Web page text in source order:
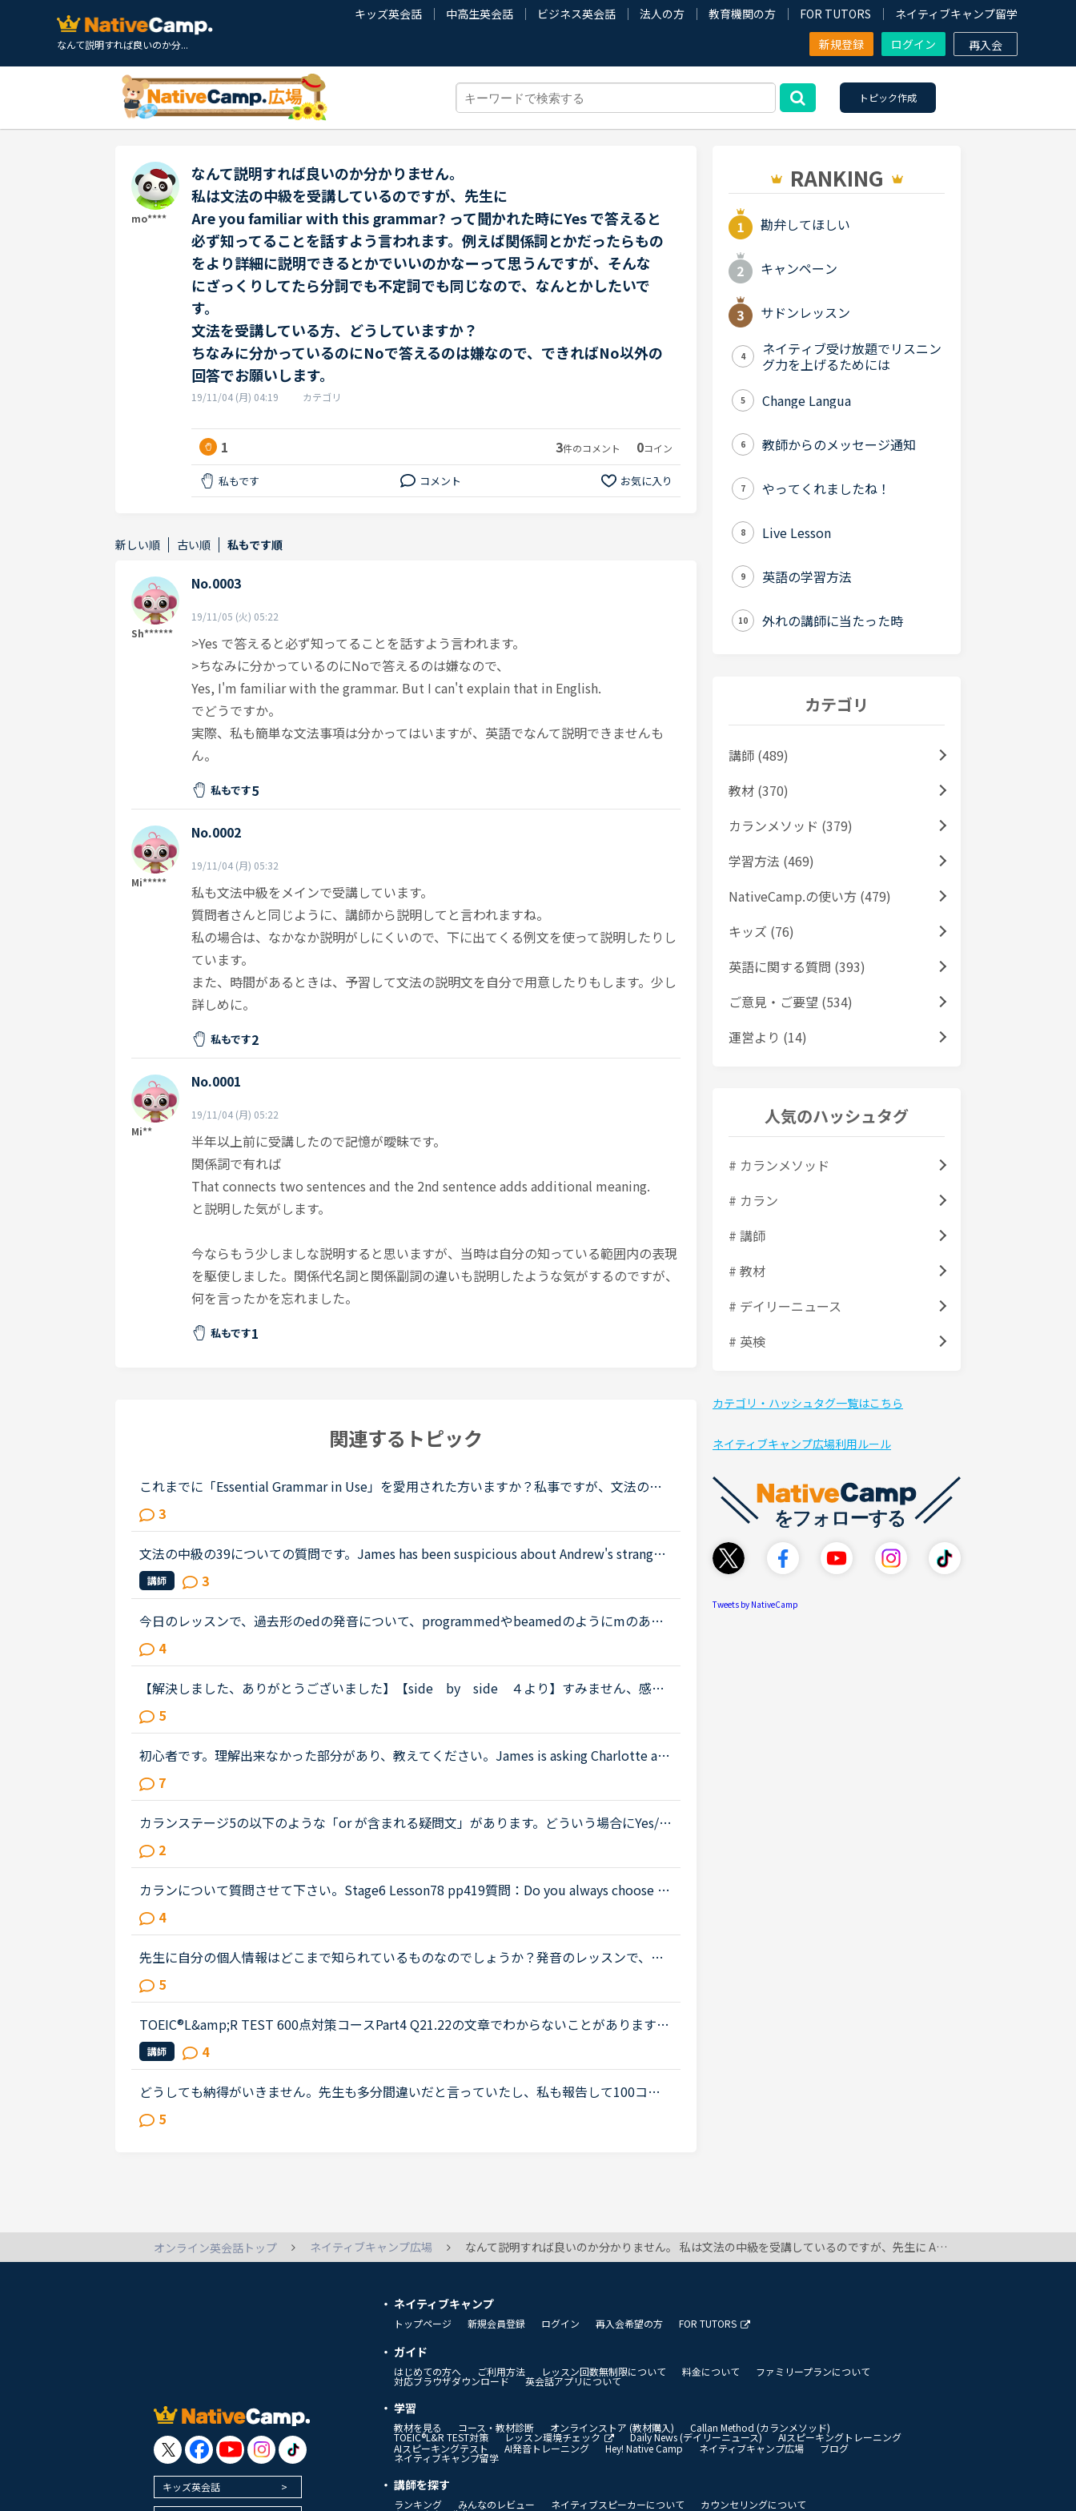
なんて説明すれば良いのか分...
キッズ英会話 中高生英会話 ビジネス英会話 法人の方 教育機関の方 FOR TUTORS
ネイティブキャンプ留学
新規登録
ログイン 再入会
トピック作成
mo****
なんて説明すれば良いのか分かりません。
私は文法の中級を受講しているのですが、先生に
Are you familiar with this grammar? って聞かれた時にYes で答えると
必ず知ってることを話すよう言われます。例えば関係詞とかだったらもの
をより詳細に説明できるとかでいいのかなーって思うんですが、そんな
にざっくりしてたら分詞でも不定詞でも同じなので、なんとかしたいで
す。
文法を受講している方、どうしていますか？
ちなみに分かっているのにNoで答えるのは嫌なので、できればNo以外の
回答でお願いします。
19/11/04 (月) 04:19 カテゴリ
1 3件のコメント 0コイン
私もです コメント お気に入り
新しい順 古い順 私もです順
Sh******
No.0003
19/11/05 (火) 05:22
>Yes で答えると必ず知ってることを話すよう言われます。
>ちなみに分かっているのにNoで答えるのは嫌なので、
Yes, I'm familiar with the grammar. But I can't explain that in English.
でどうですか。
実際、私も簡単な文法事項は分かってはいますが、英語でなんて説明できませんも
ん。
私もです5
Mi*****
No.0002
19/11/04 (月) 05:32
私も文法中級をメインで受講しています。
質問者さんと同じように、講師から説明してと言われますね。
私の場合は、なかなか説明がしにくいので、下に出てくる例文を使って説明したりし
ています。
また、時間があるときは、予習して文法の説明文を自分で用意したりもします。少し
詳しめに。
私もです2
Mi**
No.0001
19/11/04 (月) 05:22
半年以上前に受講したので記憶が曖昧です。
関係詞で有れば
That connects two sentences and the 2nd sentence adds additional meaning.
と説明した気がします。
今ならもう少しましな説明すると思いますが、当時は自分の知っている範囲内の表現
を駆使しました。関係代名詞と関係副詞の違いも説明したような気がするのですが、
何を言ったかを忘れました。
私もです1
関連するトピック
これまでに「Essential Grammar in Use」を愛用された方いますか？私事ですが、文法のや
り直しをしたくて、「Essential Grammar in Use」を買いました。青い方の「English Gram
mar in Use」と迷ったのですが、ま...
3
文法の中級の39についての質問です。James has been suspicious about Andrew's strange b
ehavior lately.James「 Frankly, I don't know why you are still going to that farm. You wer
e only going there for ...
講師 3
今日のレッスンで、過去形のedの発音について、programmedやbeamedのようにmのあと
にedが続く場合は、最後の部分は（ｂ）のように発音すると先生が説明し、programmed
(b)とチャットボックスに書き入れ、プログラ...
4
【解決しました、ありがとうございました】【side by side ４より】すみません、感覚
として全然分からない文章が出てきたのでどなたか教えていただけないでしょうか？レッス
ン中にも質問しましたが、英語での...
5
初心者です。理解出来なかった部分があり、教えてください。James is asking Charlotte ab
out Gabriella's birthday party. James When was Gabriella's birthday?Charlotte It was last
weekend.James How was t...
7
カランステージ5の以下のような「or が含まれる疑問文」があります。どういう場合にYes/N
oがいるのかいらないのかをご存知の方がいらしたら教えてください。Do you think A or Bの
場合は、Yes/No は不要と思った...
2
カランについて質問させて下さい。Stage6 Lesson78 pp419質問：Do you always choose yo
ur clothes yourself or does someone else ever help you to choose them?回答：No, I do
n't always choose my clothes my...
4
先生に自分の個人情報はどこまで知られているものなのでしょうか？発音のレッスンで、一
回でうまくできなかったチャプターがあったので違う先生で再度受講しました。その時に先
生に「あ、一回やったのね？」と聞...
5
TOEIC®️L&amp;R TEST 600点対策コースPart4 Q21.22の文章でわからないことがあります。
文章は以下の通りです。When you move, you should try to tell banks and credit card com
panies your new address at leas...
講師 4
どうしても納得がいきません。先生も多分間違いだと言っていたし、私も報告して100コイ
ンをすでにもらったのでいいのですが…ただ、まだ直ってないのでみなさんの意見を聞きた
いです。Grammar Middle 322つめのExe...
5
RANKING
勘弁してほしい
キャンペーン
サドンレッスン
4
ネイティブ受け放題でリスニン
グ力を上げるためには
5 Change Langua
6 教師からのメッセージ通知
7 やってくれましたね！
8 Live Lesson
9 英語の学習方法
10 外れの講師に当たった時
カテゴリ
講師 (489)
教材 (370)
カランメソッド (379)
学習方法 (469)
NativeCamp.の使い方 (479)
キッズ (76)
英語に関する質問 (393)
ご意見・ご要望 (534)
運営より (14)
人気のハッシュタグ
# カランメソッド
# カラン
# 講師
# 教材
# デイリーニュース
# 英検
カテゴリ・ハッシュタグ一覧はこちら
ネイティブキャンプ広場利用ルール
Tweets by NativeCamp
オンライン英会話トップ ネイティブキャンプ広場 なんて説明すれば良いのか分かりません。 私は文法の中級を受講しているのですが、先生に Are you familiar with this grammar? って聞かれた時にYes で答えると必ず知ってることを話すよう言われます。例えば関係詞とかだったらものをより詳細に説明できるとかでいいのかなーって思うんですが、そんなにざっくりしてたら分詞でも不定詞でも同じなので、なんとかしたいです。 文法を受講している方、どうしていますか？ ちなみに分かっているのにNoで答えるのは嫌なので、できればNo以外の回答でお願いします。
キッズ英会話
ネイティブキャンプ
トップページ 新規会員登録 ログイン 再入会希望の方 FOR TUTORS
ガイド
はじめての方へ ご利用方法 レッスン回数無制限について 料金について ファミリープランについて
対応ブラウザダウンロード 英会話アプリについて
学習
教材を見る コース・教材診断 オンラインストア (教材購入) Callan Method (カランメソッド)
TOEIC®L&R TEST対策 レッスン環境チェック Daily News (デイリーニュース)
AIスピーキングトレーニング
AIスピーキングテスト
AI発音トレーニング Hey! Native Camp ネイティブキャンプ広場 ブログ
ネイティブキャンプ留学
講師を探す
ランキング みんなのレビュー ネイティブスピーカーについて カウンセリングについて